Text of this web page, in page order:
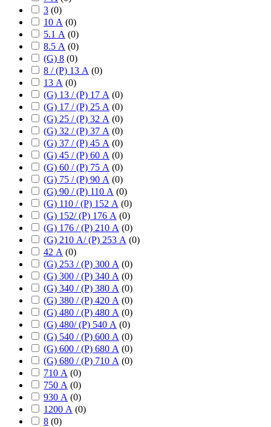
3 (0)
10 А (0)
5.1 А (0)
8.5 А (0)
(G) 8 (0)
8 / (P) 13 А (0)
13 А (0)
(G) 13 / (P) 17 А (0)
(G) 17 / (P) 25 А (0)
(G) 25 / (P) 32 А (0)
(G) 32 / (P) 37 А (0)
(G) 37 / (P) 45 А (0)
(G) 45 / (P) 60 А (0)
(G) 60 / (P) 75 А (0)
(G) 75 / (P) 90 А (0)
(G) 90 / (P) 110 А (0)
(G) 110 / (P) 152 А (0)
(G) 152/ (P) 176 А (0)
(G) 176 / (P) 210 А (0)
(G) 210 А/ (P) 253 А (0)
42 А (0)
(G) 253 / (P) 300 А (0)
(G) 300 / (P) 340 А (0)
(G) 340 / (P) 380 А (0)
(G) 380 / (P) 420 А (0)
(G) 480 / (P) 480 А (0)
(G) 480/ (P) 540 А (0)
(G) 540 / (P) 600 А (0)
(G) 600 / (P) 680 А (0)
(G) 680 / (P) 710 А (0)
710 А (0)
750 А (0)
930 А (0)
1200 А (0)
8 (0)